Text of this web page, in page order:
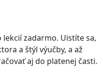
zadarmo. Uistíte sa,
a štýl výučby, a až
aj do platenej časti.